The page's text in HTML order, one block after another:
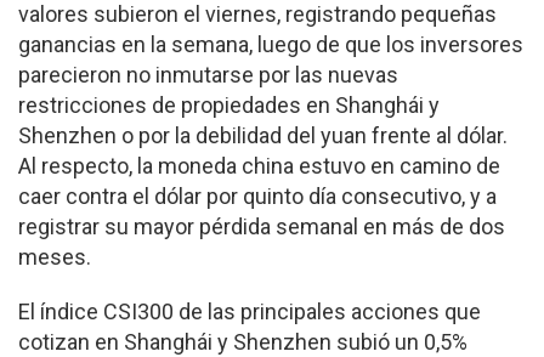
valores subieron el viernes, registrando pequeñas
ganancias en la semana, luego de que los inversores
parecieron no inmutarse por las nuevas
restricciones de propiedades en Shanghái y
Shenzhen o por la debilidad del yuan frente al dólar.
Al respecto, la moneda china estuvo en camino de
caer contra el dólar por quinto día consecutivo, y a
registrar su mayor pérdida semanal en más de dos
meses.
El índice CSI300 de las principales acciones que
cotizan en Shanghái y Shenzhen subió un 0,5%